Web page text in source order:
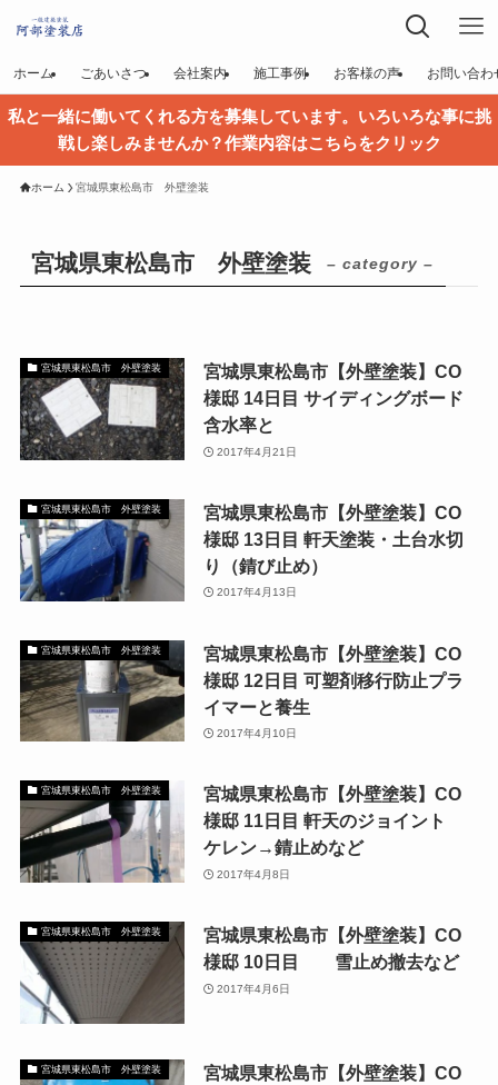
ホーム ごあいさつ 会社案内 施工事例 お客様の声 お問い合わ
私と一緒に働いてくれる方を募集しています。いろいろな事に挑
戦し楽しみませんか？作業内容はこちらをクリック
ホーム 宮城県東松島市 外壁塗装
宮城県東松島市 外壁塗装 – category –
宮城県東松島市 外壁塗装
宮城県東松島市【外壁塗装】CO
様邸 14日目 サイディングボード
含水率と
2017年4月21日
宮城県東松島市 外壁塗装
宮城県東松島市【外壁塗装】CO
様邸 13日目 軒天塗装・土台水切
り（錆び止め）
2017年4月13日
宮城県東松島市 外壁塗装
宮城県東松島市【外壁塗装】CO
様邸 12日目 可塑剤移行防止プラ
イマーと養生
2017年4月10日
宮城県東松島市 外壁塗装
宮城県東松島市【外壁塗装】CO
様邸 11日目 軒天のジョイント
ケレン→錆止めなど
2017年4月8日
宮城県東松島市 外壁塗装
宮城県東松島市【外壁塗装】CO
様邸 10日目 雪止め撤去など
2017年4月6日
宮城県東松島市 外壁塗装
宮城県東松島市【外壁塗装】CO